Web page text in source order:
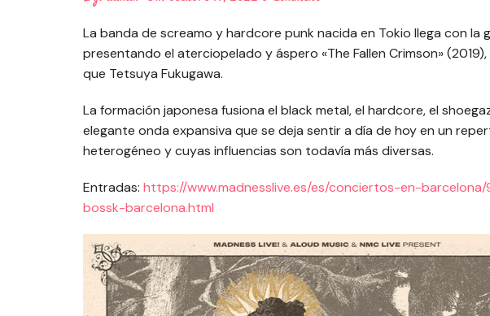
La banda de screamo y hardcore punk nacida en Tokio llega con la
presentando el aterciopelado y áspero «The Fallen Crimson»
que Tetsuya Fukugawa.
La formación japonesa fusiona el black metal, el hardcore, el
elegante onda expansiva que se deja sentir a día de hoy en un
heterogéneo y cuyas influencias son todavía más diversas.
Entradas: https://www.madnesslive.es/es/conciertos-en-
bossk-barcelona.html